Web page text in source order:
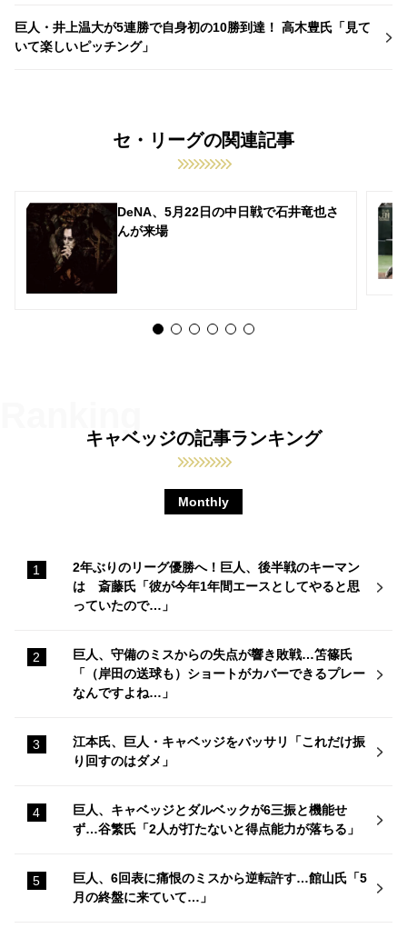
巨人・井上温大が5連勝で自身初の10勝到達！ 高木豊氏「見て
いて楽しいピッチング」
セ・リーグの関連記事
DeNA、5月22日の中日戦で石井竜也さ
んが来場
キャベッジの記事ランキング
Monthly
2年ぶりのリーグ優勝へ！巨人、後半戦のキーマン
は 斎藤氏「彼が今年1年間エースとしてやると思
っていたので…」
巨人、守備のミスからの失点が響き敗戦…笘篠氏
「（岸田の送球も）ショートがカバーできるプレー
なんですよね…」
江本氏、巨人・キャベッジをバッサリ「これだけ振
り回すのはダメ」
巨人、キャベッジとダルベックが6三振と機能せ
ず…谷繁氏「2人が打たないと得点能力が落ちる」
巨人、6回表に痛恨のミスから逆転許す…館山氏「5
月の終盤に来ていて…」